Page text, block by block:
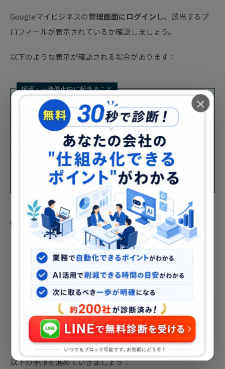
Googleマイビジネスの管理画面にログイン し、該当するプ
ロフィールが表示されているか確認しましょう。
以下のような表示が確認される場合があります：
保留・一時停止中に起きること
「非公開」「ビジネス停止中」などのステータスが表
示されている
プロフィール情報の編集が制限されている
「このビジネスはGoogle上に表示されません」
記されている
このような表示がある場合、Google側で処理が保留・一時
停止
されている可能性があります。
「ビジネス再開」リクエストの送信
もし閉店や停止扱いになっている場合は、
ネスは営業中です」と明示して再開リクエスト
の送信が可能です。
以下の手順を進めていきましょう：
×